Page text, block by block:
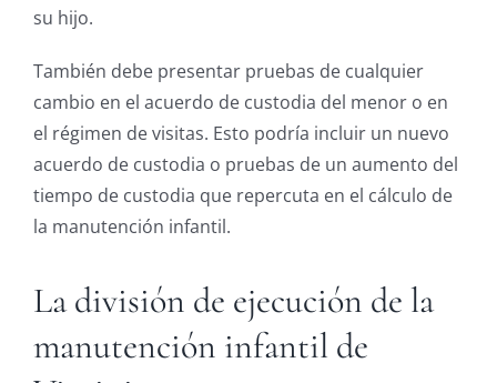
su hijo.
También debe presentar pruebas de cualquier
cambio en el acuerdo de custodia del menor o en
el régimen de visitas. Esto podría incluir un nuevo
acuerdo de custodia o pruebas de un aumento del
tiempo de custodia que repercuta en el cálculo de
la manutención infantil.
La división de ejecución de la
manutención infantil de